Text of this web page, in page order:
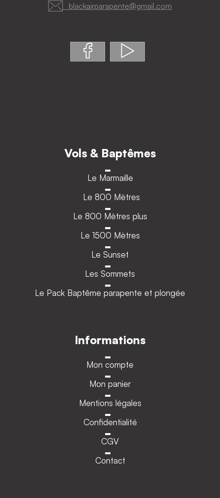
blackairparapente@gmail.com
Vols & Baptêmes
Le Marmaille
Le 800 Mètres
Le 800 Mètres plus
Le 1500 Mètres
Le Sunset
Les Sommets
Le Pack Baptême parapente et plongée
Informations
Mon compte
Mon panier
Mentions légales
Confidentialité
CGV
Contact